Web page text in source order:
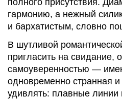
полного присутствия.
гармонию, а нежный
и бархатистым, словно
В шутливой
пригласить на
самоуверенностью —
одновременно странная
удивлять: плавные линии